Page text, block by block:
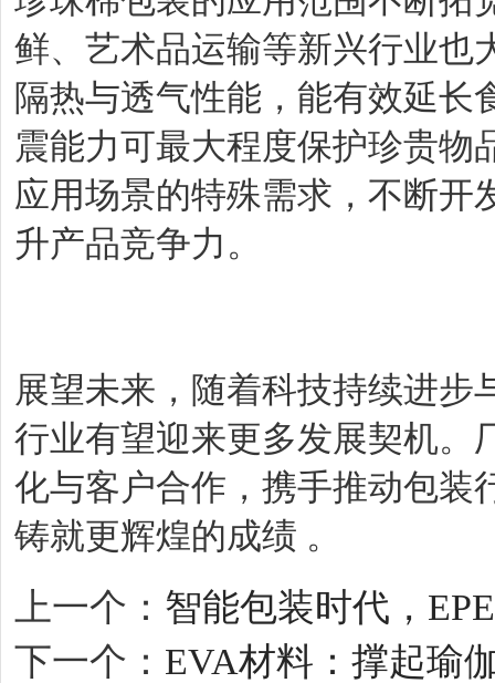
鲜、艺术品运输等新兴行业也
隔热与透气性能，能有效延
震能力可最大程度保护珍贵物
应用场景的特殊需求，不断开
升产品竞争力。
展望未来，随着科技持续进步
行业有望迎来更多发展契机。
化与客户合作，携手推动包装
铸就更辉煌的成绩 。
上一个： 智能包装时代，
下一个： EVA材料：撑起瑜